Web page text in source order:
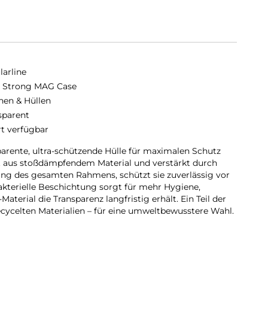
MAG Case
& Hüllen
verfügbar
ultra-schützende Hülle für maximalen Schutz
stoßdämpfendem Material und verstärkt durch
des gesamten Rahmens, schützt sie zuverlässig vor
Beschichtung sorgt für mehr Hygiene,
die Transparenz langfristig erhält. Ein Teil der
Materialien – für eine umweltbewusstere Wahl.